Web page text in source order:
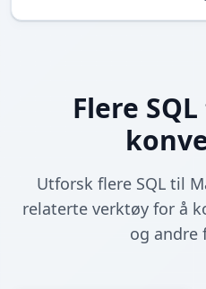
Flere
Utforsk flere SQL til
relaterte verktøy for å
og andre